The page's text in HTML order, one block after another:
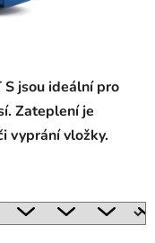
jsou ideální pro
Zateplení je
vyprání vložky.